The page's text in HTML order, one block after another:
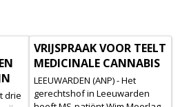
drie
VRIJSPRAAK VOOR TEELT
MEDICINALE CANNABIS
LEEUWARDEN (ANP) - Het
gerechtshof in Leeuwarden